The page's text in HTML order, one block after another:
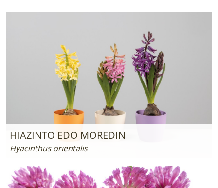
HIAZINTO EDO MOREDIN
Hyacinthus orientalis